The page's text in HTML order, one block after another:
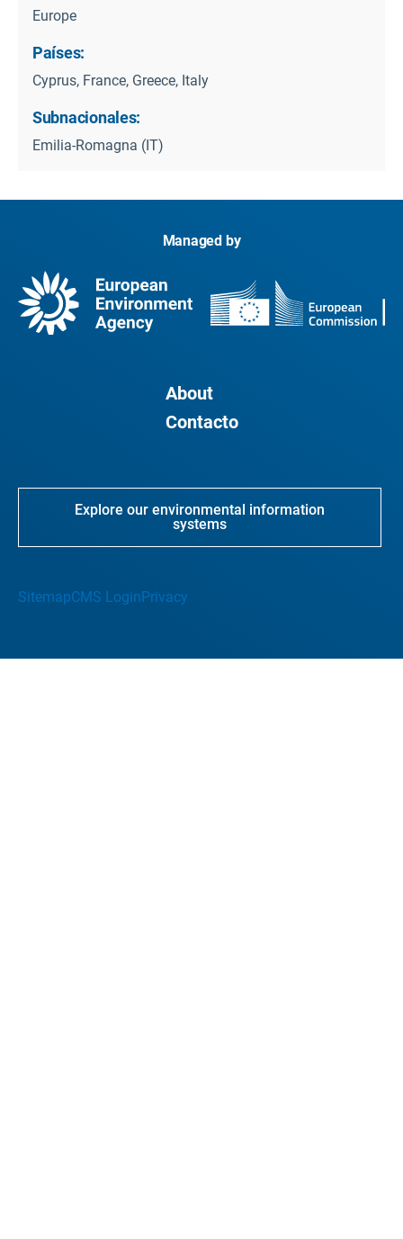
Europe
Países:
Cyprus, France, Greece, Italy
Subnacionales:
Emilia-Romagna (IT)
Managed by
About
Contacto
Explore our environmental information
systems
SitemapCMS Login Privacy